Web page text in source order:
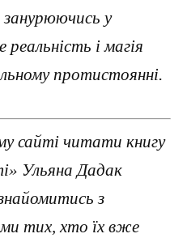
занурюючись у
реальність і магія
протистоянні.
сайті читати книгу
Ульяна Дадак
з
тих, хто їх вже